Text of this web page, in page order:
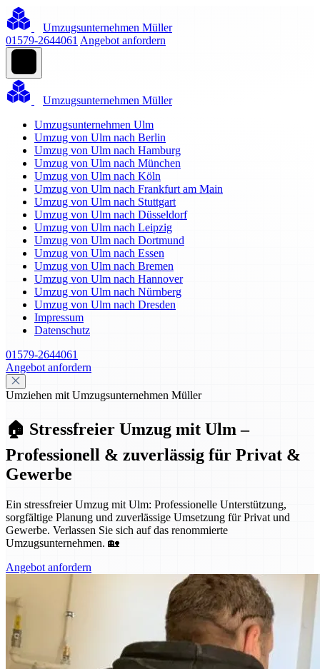
Umzugsunternehmen Müller
01579-2644061 Angebot anfordern
Umzugsunternehmen Müller
Umzugsunternehmen Ulm
Umzug von Ulm nach Berlin
Umzug von Ulm nach Hamburg
Umzug von Ulm nach München
Umzug von Ulm nach Köln
Umzug von Ulm nach Frankfurt am Main
Umzug von Ulm nach Stuttgart
Umzug von Ulm nach Düsseldorf
Umzug von Ulm nach Leipzig
Umzug von Ulm nach Dortmund
Umzug von Ulm nach Essen
Umzug von Ulm nach Bremen
Umzug von Ulm nach Hannover
Umzug von Ulm nach Nürnberg
Umzug von Ulm nach Dresden
Impressum
Datenschutz
01579-2644061
Angebot anfordern
Umziehen mit Umzugsunternehmen Müller
🏠 Stressfreier Umzug mit Ulm –
Professionell & zuverlässig für Privat &
Gewerbe
Ein stressfreier Umzug mit Ulm: Professionelle Unterstützung,
sorgfältige Planung und zuverlässige Umsetzung für Privat und
Gewerbe. Verlassen Sie sich auf das renommierte
Umzugsunternehmen. 🏡
Angebot anfordern